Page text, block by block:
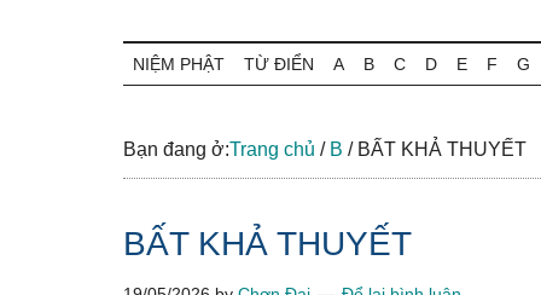
Từ
điển
Phật
học
cứu
thuật
Phật
học
NIỆM PHẬT TỪ ĐIỂN A B C D E F G
Bạn đang ở:Trang chủ / B /BẤT KHẢ THUYẾT
BẤT KHẢ THUYẾT